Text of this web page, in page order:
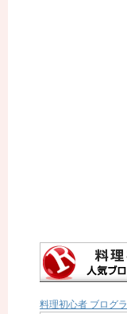
料理初心者 ブログ